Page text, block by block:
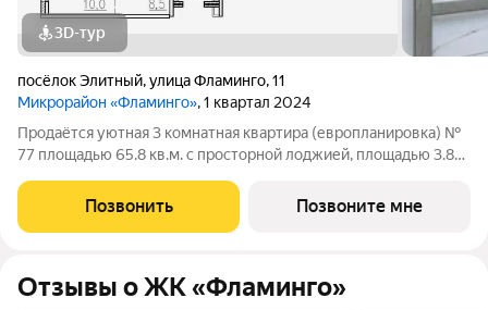
3D-тур
посёлок Элитный,улица Фламинго,11
Микрорайон «Фламинго», 1 квартал 2024
Продаётся уютная 3 комнатная квартира (европланировка) №
77 площадью 65.8 кв.м. с просторной лоджией, площадью 3.8
Фламинго, ул.Венская, д. 8.Расположение дома предоставляет
отличную возможность
Позвонить Позвоните мне
Отзывы о ЖК «Фламинго»